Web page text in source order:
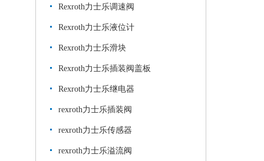
Rexroth力士乐调速阀
Rexroth力士乐液位计
Rexroth力士乐滑块
Rexroth力士乐插装阀盖板
Rexroth力士乐继电器
rexroth力士乐插装阀
rexroth力士乐传感器
rexroth力士乐溢流阀